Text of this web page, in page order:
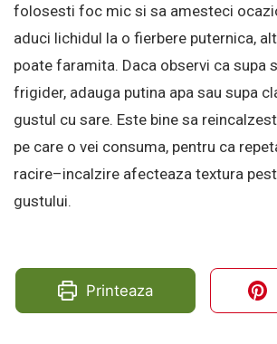
folosesti foc mic si sa amesteci
aduci lichidul la o fierbere puternica,
poate faramita. Daca observi ca supa
frigider, adauga putina apa sau supa
gustul cu sare. Este bine sa
pe care o vei consuma, pentru ca
racire–incalzire afecteaza textura
gustului.
Printeaza